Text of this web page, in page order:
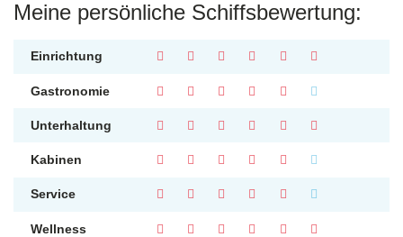
Meine persönliche Schiffsbewertung:
Einrichtung
Gastronomie
Unterhaltung
Kabinen
Service
Wellness